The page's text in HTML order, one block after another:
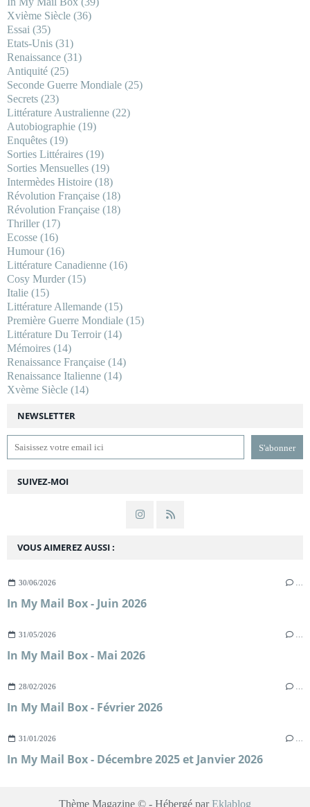
NEWSLETTER
SUIVEZ-MOI
VOUS AIMEREZ AUSSI :
30/06/2026
In My Mail Box - Juin 2026
31/05/2026
In My Mail Box - Mai 2026
28/02/2026
In My Mail Box - Février 2026
31/01/2026
In My Mail Box - Décembre 2025 et Janvier 2026
Xvième Siècle (36)
Essai (35)
Etats-Unis (31)
Renaissance (31)
Antiquité (25)
Seconde Guerre Mondiale (25)
Secrets (23)
Littérature Australienne (22)
Autobiographie (19)
Enquêtes (19)
Sorties Littéraires (19)
Sorties Mensuelles (19)
Intermèdes Histoire (18)
Révolution Française (18)
Révolution Française (18)
Thriller(17)
Ecosse (16)
Humour(16)
Littérature Canadienne (16)
Cosy Murder(15)
Italie (15)
Littérature Allemande (15)
Première Guerre Mondiale (15)
Littérature Du Terroir(14)
Mémoires (14)
Renaissance Française (14)
Renaissance Italienne (14)
Xvème Siècle (14)
Thème Magazine © - Hébergé parEklablog